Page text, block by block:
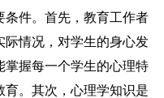
条件。首先，教育工作者
际情况，对学生的身心发
掌握每一个学生的心理特
。其次，心理学知识是